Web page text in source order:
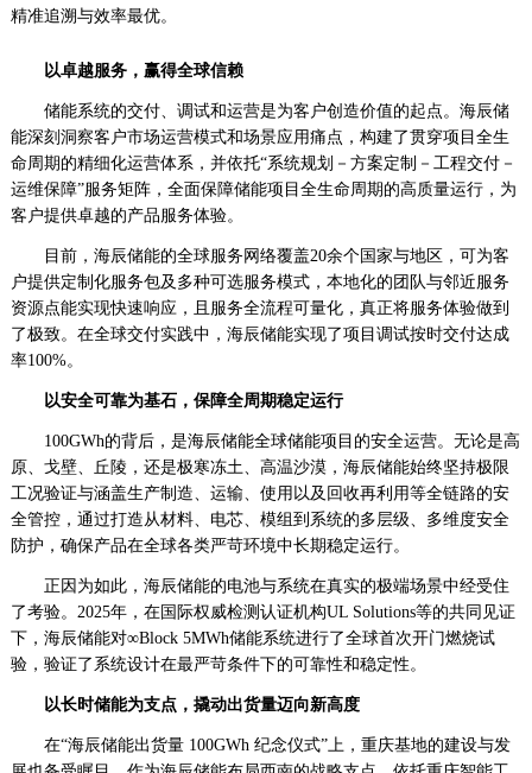
精准追溯与效率最优。
以卓越服务，赢得全球信赖
储能系统的交付、调试和运营是为客户创造价值的起点。海辰储
能深刻洞察客户市场运营模式和场景应用痛点，构建了贯穿项目全生
命周期的精细化运营体系，并依托“系统规划－方案定制－工程交付－
运维保障”服务矩阵，全面保障储能项目全生命周期的高质量运行，为
客户提供卓越的产品服务体验。
目前，海辰储能的全球服务网络覆盖20余个国家与地区，可为客
户提供定制化服务包及多种可选服务模式，本地化的团队与邻近服务
资源点能实现快速响应，且服务全流程可量化，真正将服务体验做到
了极致。在全球交付实践中，海辰储能实现了项目调试按时交付达成
率100%。
以安全可靠为基石，保障全周期稳定运行
100GWh的背后，是海辰储能全球储能项目的安全运营。无论是高
原、戈壁、丘陵，还是极寒冻土、高温沙漠，海辰储能始终坚持极限
工况验证与涵盖生产制造、运输、使用以及回收再利用等全链路的安
全管控，通过打造从材料、电芯、模组到系统的多层级、多维度安全
防护，确保产品在全球各类严苛环境中长期稳定运行。
正因为如此，海辰储能的电池与系统在真实的极端场景中经受住
了考验。2025年，在国际权威检测认证机构UL Solutions等的共同见证
下，海辰储能对∞Block 5MWh储能系统进行了全球首次开门燃烧试
验，验证了系统设计在最严苛条件下的可靠性和稳定性。
以长时储能为支点，撬动出货量迈向新高度
在“海辰储能出货量 100GWh 纪念仪式”上，重庆基地的建设与发